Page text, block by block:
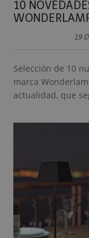
10
19
Selección de 10
marca
actualidad, que